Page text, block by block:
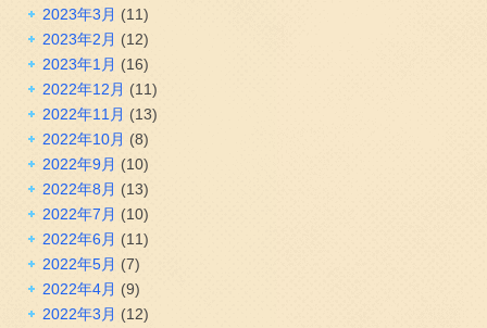
2023年3月 (11)
2023年2月 (12)
2023年1月 (16)
2022年12月 (11)
2022年11月 (13)
2022年10月 (8)
2022年9月 (10)
2022年8月 (13)
2022年7月 (10)
2022年6月 (11)
2022年5月 (7)
2022年4月 (9)
2022年3月 (12)